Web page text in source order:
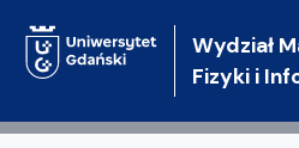
Wydział
Fizyki i